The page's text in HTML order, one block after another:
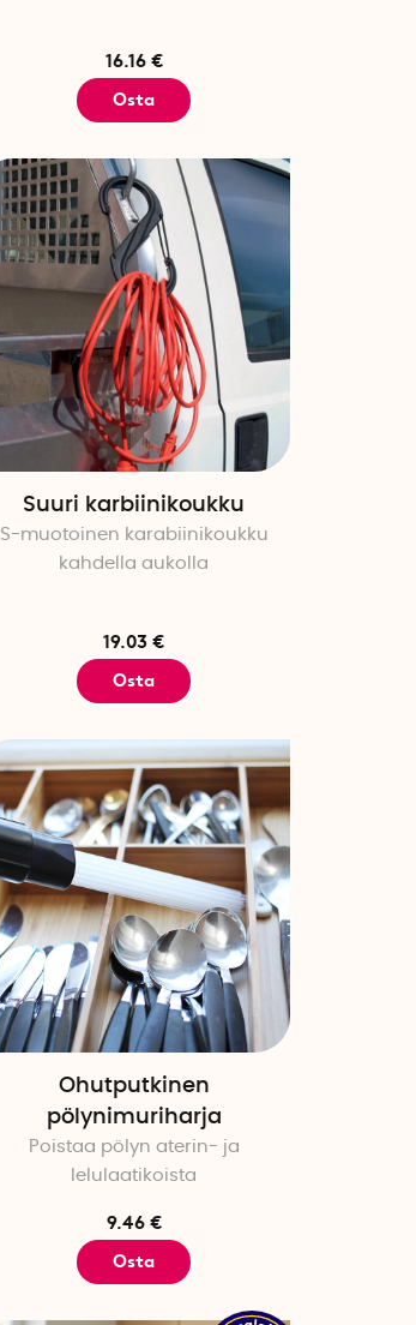
16.16 €
Osta
Suuri karbiinikoukku
S-muotoinen karabiinikoukku
kahdella aukolla
19.03 €
Osta
Ohutputkinen
pölynimuriharja
Poistaa pölyn aterin- ja
lelulaatikoista
9.46 €
Osta